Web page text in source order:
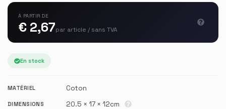
À PARTIR DE
€ 2,67par article / sans TVA
En stock
MATÉRIEL Coton
DIMENSIONS 20.5 × 17 × 12cm